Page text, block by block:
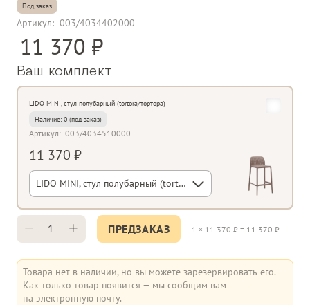
Под заказ
Артикул: 003/4034402000
11 370
Ваш комплект
LIDO MINI, стул полубарный (tortora/тортора)
Наличие: 0
Артикул: 003/4034510000
11 370 ₽
LIDO MINI, стул полубарный (tortora/тортора)
ПРЕДЗАКАЗ 1 × 11 370 ₽ = 11 370 ₽
Товара нет в наличии, но вы можете зарезервировать его.
Как только товар появится — мы сообщим вам
на электронную почту.